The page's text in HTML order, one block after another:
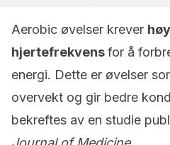
Aerobic øvelser krever
hjertefrekvensfor å
energi. Dette er øvelser
overvekt og gir bedre
bekreftes av en studie